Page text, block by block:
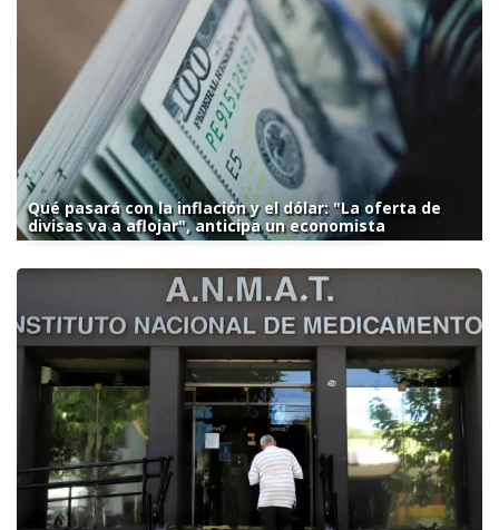
Qué pasará con la inflación y el dólar: "La oferta de
divisas va a aflojar", anticipa un economista